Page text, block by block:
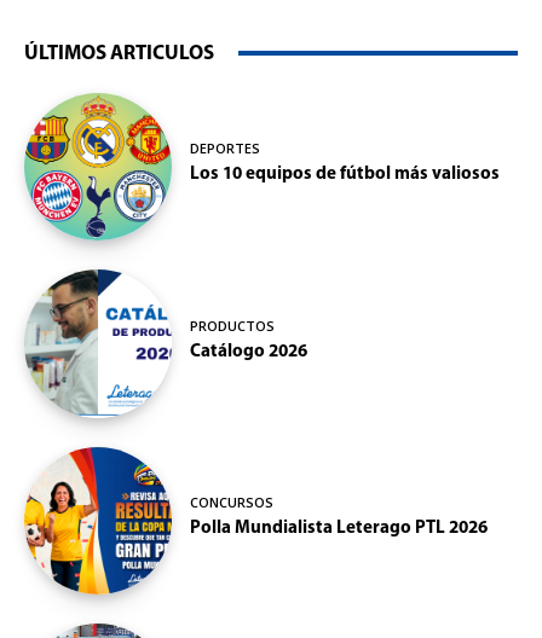
ÚLTIMOS ARTICULOS
DEPORTES
Los 10 equipos de fútbol más valiosos
PRODUCTOS
Catálogo 2026
CONCURSOS
Polla Mundialista Leterago PTL 2026